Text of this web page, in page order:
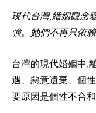
現代台灣,婚姻觀念
強。她們不再只依
台灣的現代婚姻中,
遇、惡意遺棄、個
要原因是個性不合